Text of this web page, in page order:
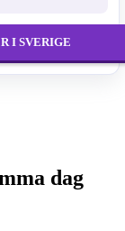
I SVERIGE
dag